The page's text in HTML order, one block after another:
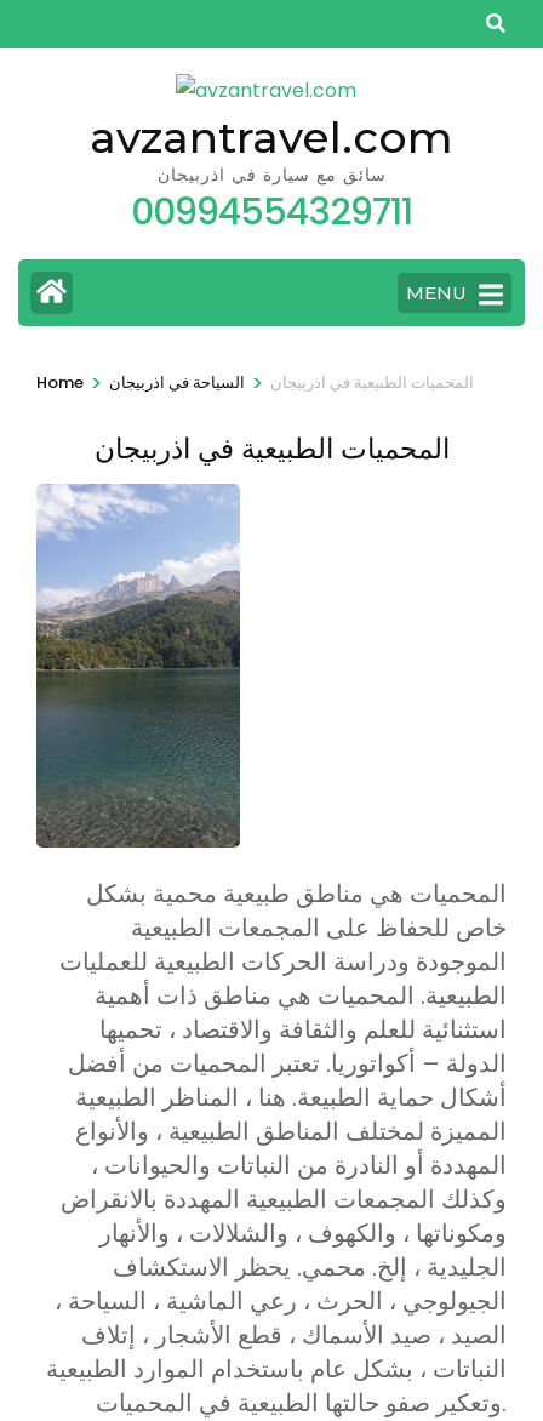
to
avzantravel.com
سائق مع سيارة في اذربيجان
00994554329711
MENU
Home > السياحة في اذربيجان > المحميات الطبيعية في اذربيجان
المحميات الطبيعية في اذربيجان
المحميات هي مناطق طبيعية محمية بشكل
خاص للحفاظ على المجمعات الطبيعية
الموجودة ودراسة الحركات الطبيعية للعمليات
الطبيعية. المحميات هي مناطق ذات أهمية
استثنائية للعلم والثقافة والاقتصاد ، تحميها
الدولة – أكواتوريا. تعتبر المحميات من أفضل
أشكال حماية الطبيعة. هنا ، المناظر الطبيعية
المميزة لمختلف المناطق الطبيعية ، والأنواع
المهددة أو النادرة من النباتات والحيوانات ،
وكذلك المجمعات الطبيعية المهددة بالانقراض
ومكوناتها ، والكهوف ، والشلالات ، والأنهار
الجليدية ، إلخ. محمي. يحظر الاستكشاف
الجيولوجي ، الحرث ، رعي الماشية ، السياحة ،
الصيد ، صيد الأسماك ، قطع الأشجار ، إتلاف
النباتات ، بشكل عام باستخدام الموارد الطبيعية
وتعكير صفو حالتها الطبيعية في المحميات.